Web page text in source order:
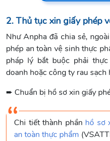
2. Thủ tục xin giấy phép
Như Anpha đã chia sẻ,
phép an toàn vệ sinh thực
pháp lý bắt buộc phải
doanh hoặc công ty rau sạch
➨ Chuẩn bị hồ sơ xin giấy
Chi tiết thành phần hồ sơ
an toàn thực phẩm